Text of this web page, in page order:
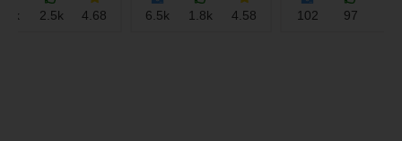
2.5k 4.68 1.8k 4.58 97 4.4